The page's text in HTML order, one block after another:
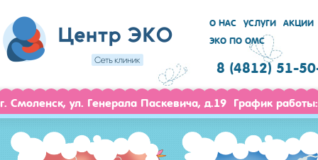
О НАС УСЛУГИ
АКЦИИ
ЭКО ПО ОМС
8 (4812) 51-
г. Смоленск, ул. Генерала Паскевича, д.19 График